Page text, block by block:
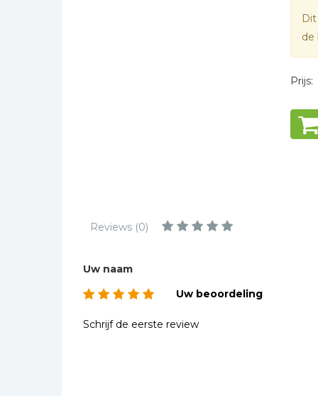
de
Prijs:
Reviews (0)
Uw naam
Uw beoordeling
Schrijf de eerste review